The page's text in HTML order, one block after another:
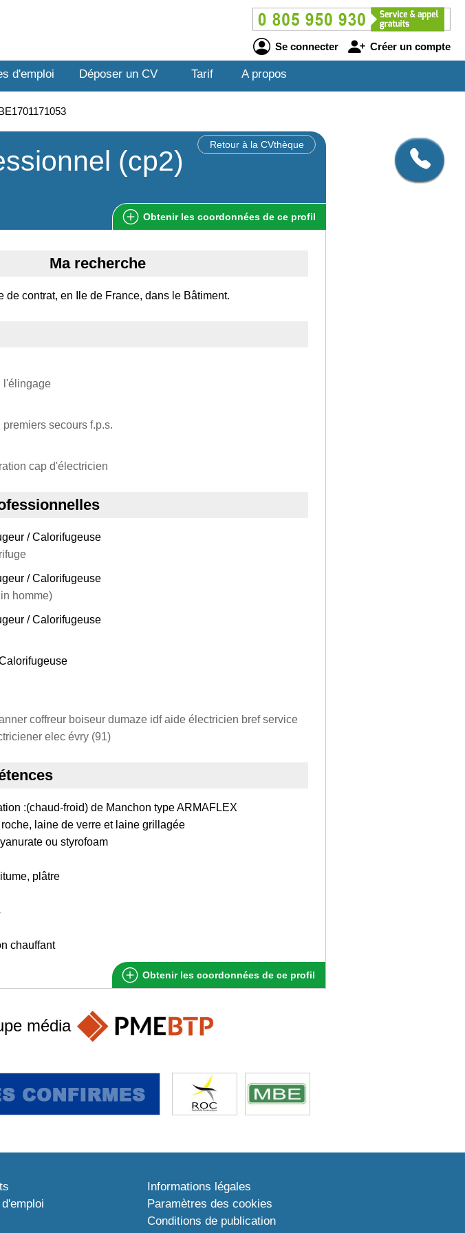
Se connecter Créer un compte
d'emploi Déposer un CV Tarif A propos
Retour à la CVthèque
(cp2)
Obtenir les coordonnées de ce profil
Ma recherche
de contrat, en Ile de France, dans le Bâtiment.
l'élingage
secours f.p.s.
cap d'électricien
/ Calorifugeuse
/ Calorifugeuse
homme)
/ Calorifugeuse
coffreur boiseur dumaze idf aide électricien bref service
elec évry (91)
:(chaud-froid) de Manchon type ARMAFLEX
laine de verre et laine grillagée
ou styrofoam
plâtre
chauffant
Obtenir les coordonnées de ce profil
média
Informations légales
Paramètres des cookies
Conditions de publication